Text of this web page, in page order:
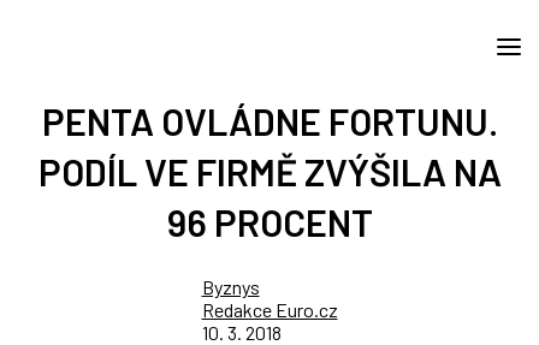
PENTA OVLÁDNE FORTUNU.
PODÍL VE FIRMĚ ZVÝŠILA NA
96 PROCENT
Byznys
Redakce Euro.cz
10. 3. 2018